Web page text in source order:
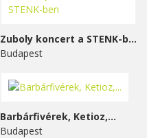
Zuboly koncert a STENK-ben
Budapest
Barbárfivérek, Ketioz,...
Budapest